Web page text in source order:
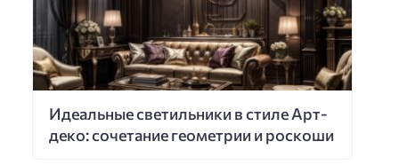
Идеальные светильники в стиле Арт-
деко: сочетание геометрии и роскоши